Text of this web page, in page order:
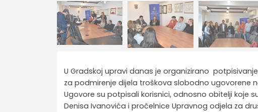
U Gradskoj upravi danas je organizirano
za podmirenje dijela troškova slobodno ugovorene
Ugovore su potpisali korisnici, odnosno obitelji koje
Denisa Ivanovića i pročelnice Upravnog odjela za